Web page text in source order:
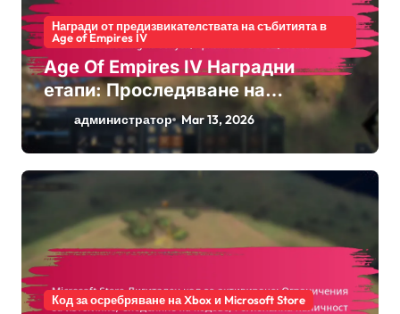
Награди от предизвикателствата на събитията в
Age of Empires IV
Age Of Empires IV Наградни
етапи: Проследяване на
постижения, О unlocking на
бонуси, Признание от общността
администратор Mar 13, 2026
Код за осребряване на Xbox и Microsoft Store